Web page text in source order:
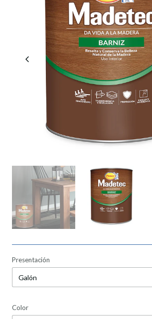
Presentación
Color